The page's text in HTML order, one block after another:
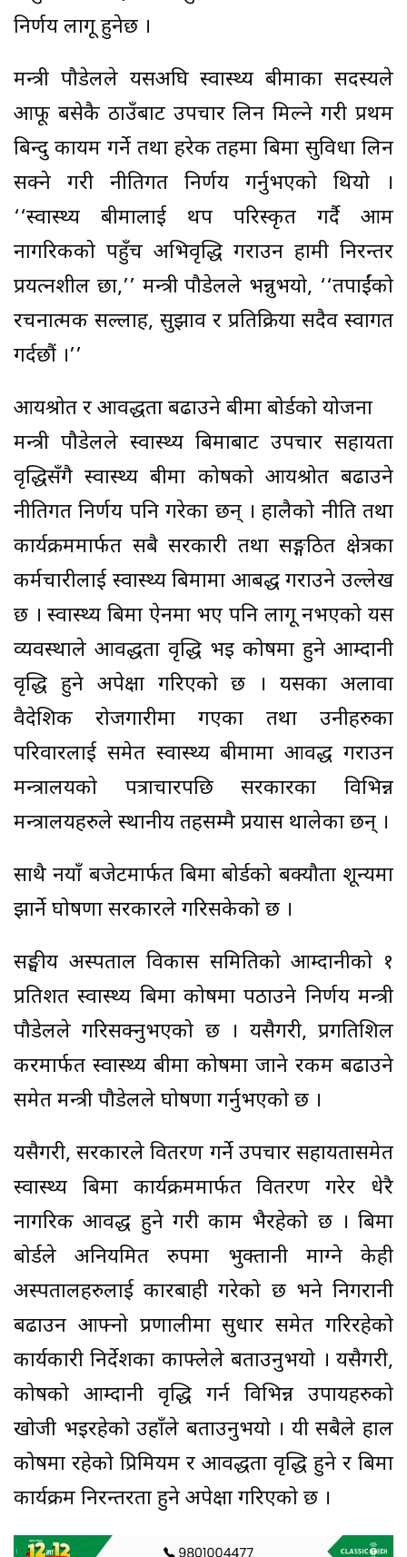
निर्णय लागू हुनेछ ।
मन्त्री पौडेलले यसअघि स्वास्थ्य बीमाका सदस्यले
आफू बसेकै ठाउँबाट उपचार लिन मिल्ने गरी प्रथम
बिन्दु कायम गर्ने तथा हरेक तहमा बिमा सुविधा लिन
सक्ने गरी नीतिगत निर्णय गर्नुभएको थियो ।
‘‘स्वास्थ्य बीमालाई थप परिस्कृत गर्दै आम
नागरिकको पहुँच अभिवृद्धि गराउन हामी निरन्तर
प्रयत्नशील छौँ,’’ मन्त्री पौडेलले भन्नुभयो, ‘‘तपाईंको
रचनात्मक सल्लाह, सुझाव र प्रतिक्रिया सदैव स्वागत
गर्दछौं ।’’
आयश्रोत र आवद्धता बढाउने बीमा बोर्डको योजना
मन्त्री पौडेलले स्वास्थ्य बिमाबाट उपचार सहायता
वृद्धिसँगै स्वास्थ्य बीमा कोषको आयश्रोत बढाउने
नीतिगत निर्णय पनि गरेका छन् । हालैको नीति तथा
कार्यक्रममार्फत सबै सरकारी तथा सङ्गठित क्षेत्रका
कर्मचारीलाई स्वास्थ्य बिमामा आबद्ध गराउने उल्लेख
छ । स्वास्थ्य बिमा ऐनमा भए पनि लागू नभएको यस
व्यवस्थाले आवद्धता वृद्धि भइ कोषमा हुने आम्दानी
वृद्धि हुने अपेक्षा गरिएको छ । यसका अलावा
वैदेशिक रोजगारीमा गएका तथा उनीहरुका
परिवारलाई समेत स्वास्थ्य बीमामा आवद्ध गराउन
मन्त्रालयको पत्राचारपछि सरकारका विभिन्न
मन्त्रालयहरुले स्थानीय तहसम्मै प्रयास थालेका छन् ।
साथै नयाँ बजेटमार्फत बिमा बोर्डको बक्यौता शून्यमा
झार्ने घोषणा सरकारले गरिसकेको छ ।
सङ्घीय अस्पताल विकास समितिको आम्दानीको १
प्रतिशत स्वास्थ्य बिमा कोषमा पठाउने निर्णय मन्त्री
पौडेलले गरिसक्नुभएको छ । यसैगरी, प्रगतिशिल
करमार्फत स्वास्थ्य बीमा कोषमा जाने रकम बढाउने
समेत मन्त्री पौडेलले घोषणा गर्नुभएको छ ।
यसैगरी, सरकारले वितरण गर्ने उपचार सहायतासमेत
स्वास्थ्य बिमा कार्यक्रममार्फत वितरण गरेर धेरै
नागरिक आवद्ध हुने गरी काम भैरहेको छ । बिमा
बोर्डले अनियमित रुपमा भुक्तानी माग्ने केही
अस्पतालहरुलाई कारबाही गरेको छ भने निगरानी
बढाउन आफ्नो प्रणालीमा सुधार समेत गरिरहेको
कार्यकारी निर्देशका काफ्लेले बताउनुभयो । यसैगरी,
कोषको आम्दानी वृद्धि गर्न विभिन्न उपायहरुको
खोजी भइरहेको उहाँले बताउनुभयो । यी सबैले हाल
कोषमा रहेको प्रिमियम र आवद्धता वृद्धि हुने र बिमा
कार्यक्रम निरन्तरता हुने अपेक्षा गरिएको छ ।